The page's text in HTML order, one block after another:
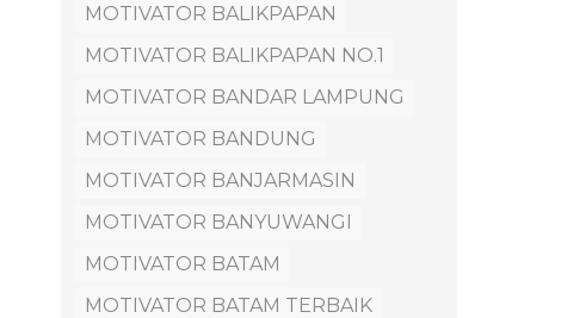
MOTIVATOR BALIKPAPAN
MOTIVATOR BALIKPAPAN NO.1
MOTIVATOR BANDAR LAMPUNG
MOTIVATOR BANDUNG
MOTIVATOR BANJARMASIN
MOTIVATOR BANYUWANGI
MOTIVATOR BATAM
MOTIVATOR BATAM TERBAIK